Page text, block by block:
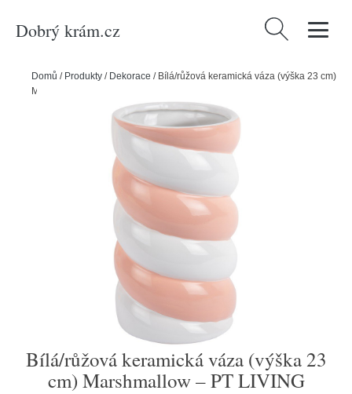
Dobrý krám.cz Vyhledávání
Domů / Produkty / Dekorace / Bílá/růžová keramická váza (výška 23 cm)
Marshmallow – PT LIVING
Bílá/růžová keramická váza (výška 23
cm) Marshmallow – PT LIVING